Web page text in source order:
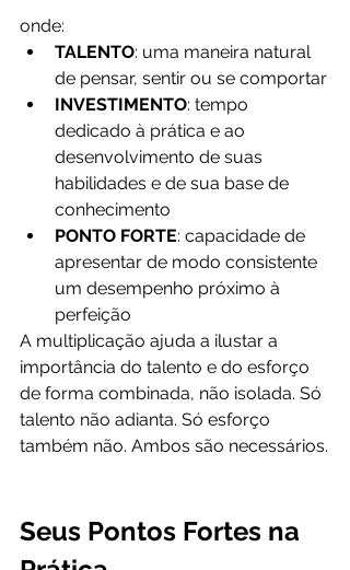
onde:
TALENTO: uma maneira natural
de pensar, sentir ou se comportar
INVESTIMENTO: tempo
dedicado à prática e ao
desenvolvimento de suas
habilidades e de sua base de
conhecimento
PONTO FORTE: capacidade de
apresentar de modo consistente
um desempenho próximo à
perfeição
A multiplicação ajuda a ilustar a
importância do talento e do esforço
de forma combinada, não isolada. Só
talento não adianta. Só esforço
também não. Ambos são necessários.
Seus Pontos Fortes na